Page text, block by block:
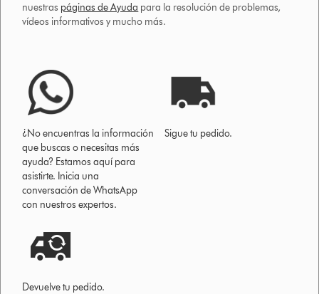
nuestras páginas de Ayuda para la resolución de problemas,
vídeos informativos y mucho más.
¿No encuentras la información
que buscas o necesitas más
ayuda? Estamos aquí para
asistirte. Inicia una
conversación de WhatsApp
con nuestros expertos.
Sigue tu pedido.
Devuelve tu pedido.